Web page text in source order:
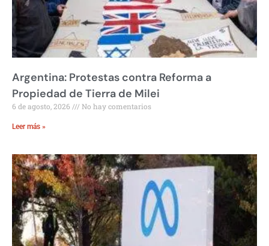
Argentina: Protestas contra Reforma a
Propiedad de Tierra de Milei
6 de agosto, 2026 No hay comentarios
Leer más »